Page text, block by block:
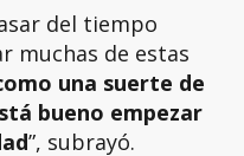
del tiempo
muchas de estas
una suerte de
bueno empezar
”, subrayó.